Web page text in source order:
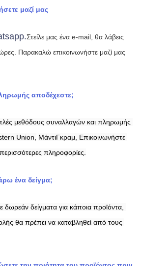
μαζί μας
Στείλε μας ένα e-mail, θα λάβεις
Παρακαλώ επικοινωνήστε μαζί μας
αποδέχεστε;
μεθόδους συναλλαγών και πληρωμής
Union, ΜάντιΓκραμ,
Επικοινωνήστε
πληροφορίες.
ένα δείγμα;
δωρεάν δείγματα για κάποια προϊόντα,
θα πρέπει να καταβληθεί από τους